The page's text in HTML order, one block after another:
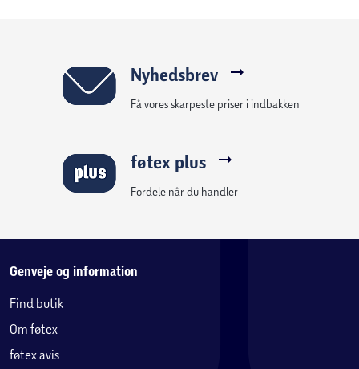
Nyhedsbrev
Få vores skarpeste priser i indbakken
føtex plus
Fordele når du handler
Genveje og information
Find butik
Om føtex
føtex avis